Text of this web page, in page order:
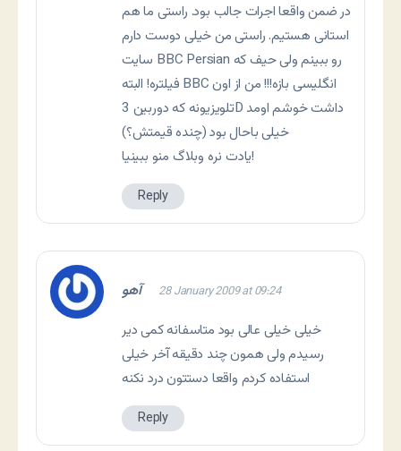
در ضمن واقعا اجرات جالب بود. راستی ما هم
استانی هستیم. راستی من خیلی دوست دارم
سایت BBC Persian رو ببینم ولی حیف که
فیلتره! البته BBC انگلیسی بازه!!! من از اون
تلویزیونه که دوربین 3D داشت خوشم اومد
خیلی باحال بود (چنده قیمتش؟)
یادت نره وبلاگ منو ببینیا!
Reply
آهو 28 January 2009 at 09:24
خیلی خیلی عالی بود متاسفانه کمی دیر
رسیدم ولی همون چند دقیقه آخر خیلی
استفاده کردم واقعا دستتون درد نکنه
Reply